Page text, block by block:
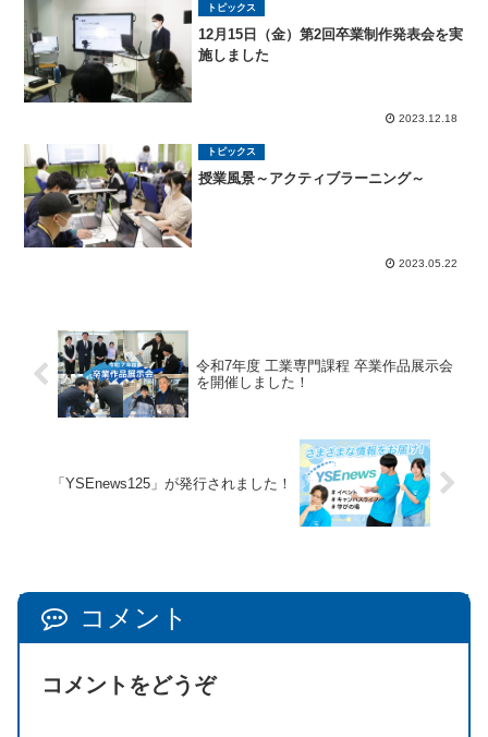
トピックス
12月15日（金）第2回卒業制作発表会を実
施しました
2023.12.18
トピックス
授業風景～アクティブラーニング～
2023.05.22
令和7年度 工業専門課程 卒業作品展示会
を開催しました！
「YSEnews125」が発行されました！
コメント
コメントをどうぞ